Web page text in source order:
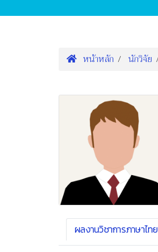
หน้าหลัก นักวิจัย
ผลงานวิชาการภาษาไทย